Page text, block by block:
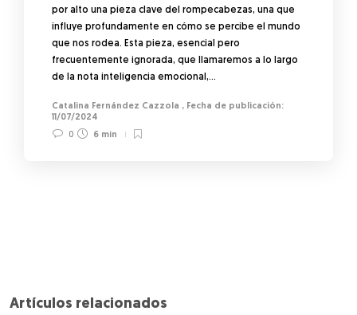
por alto una pieza clave del rompecabezas, una que
influye profundamente en cómo se percibe el mundo
que nos rodea. Esta pieza, esencial pero
frecuentemente ignorada, que llamaremos a lo largo
de la nota inteligencia emocional,…
Catalina Fernández Cazzola ,
11/07/2024
0
6 min
Artículos relacionados